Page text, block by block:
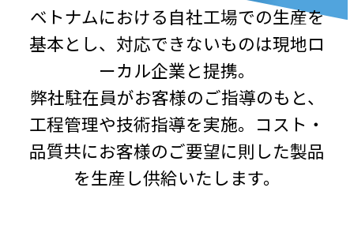
ベトナムにおける自社工場での生産を
基本とし、対応できないものは現地ロ
ーカル企業と提携。
弊社駐在員がお客様のご指導のもと、
工程管理や技術指導を実施。コスト・
品質共にお客様のご要望に則した製品
を生産し供給いたします。